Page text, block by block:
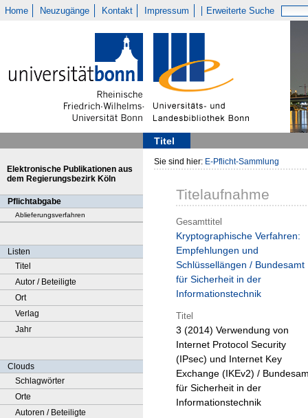
Home Neuzugänge Kontakt Impressum Erweiterte Suche
Titel
Elektronische Publikationen aus
dem Regierungsbezirk Köln
Pflichtabgabe
Ablieferungsverfahren
Listen
Titel
Autor / Beteiligte
Ort
Verlag
Jahr
Clouds
Schlagwörter
Orte
Autoren / Beteiligte
Sie sind hier: E-Pflicht-Sammlung
Titelaufnahme
Gesamttitel
Kryptographische Verfahren:
Empfehlungen und
Schlüssellängen / Bundesamt
für Sicherheit in der
Informationstechnik
Titel
3 (2014) Verwendung von
Internet Protocol Security
(IPsec) und Internet Key
Exchange (IKEv2) /
für Sicherheit in der
Informationstechnik